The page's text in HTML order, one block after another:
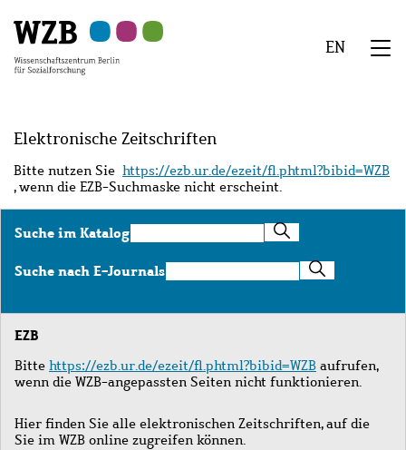
Hauptinhalt
springen
Navigation
springen
Suche
springen
Sekundärnavigation
springen
Fußzeile
springen
EN
Elektronische Zeitschriften
Bitte nutzen Sie https://ezb.ur.de/ezeit/fl.phtml?bibid=WZB
, wenn die EZB-Suchmaske nicht erscheint.
Suche im KatalogSuche
im
Katalog
Suche nach E-JournalsSuche
nach
Journals
EZB
Bitte https://ezb.ur.de/ezeit/fl.phtml?bibid=WZB aufrufen,
wenn die WZB-angepassten Seiten nicht funktionieren.
Hier finden Sie alle elektronischen Zeitschriften, auf die
Sie im WZB online zugreifen können.